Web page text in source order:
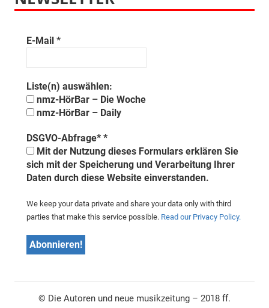
E-Mail *
Liste(n) auswählen:
nmz-HörBar – Die Woche
nmz-HörBar – Daily
DSGVO-Abfrage* *
Mit der Nutzung dieses Formulars erklären Sie
sich mit der Speicherung und Verarbeitung Ihrer
Daten durch diese Website einverstanden.
We keep your data private and share your data only with third
parties that make this service possible. Read our Privacy Policy.
© Die Autoren und neue musikzeitung – 2018 ff.